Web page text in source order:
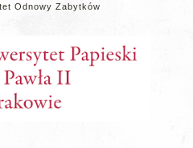
Odnowy Zabytków